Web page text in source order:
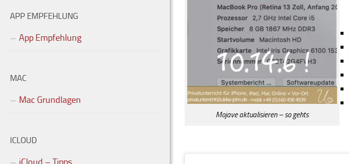
Mojave aktualisieren – so gehts
APP EMPFEHLUNG
App Empfehlung
MAC
Mac Grundlagen
ICLOUD